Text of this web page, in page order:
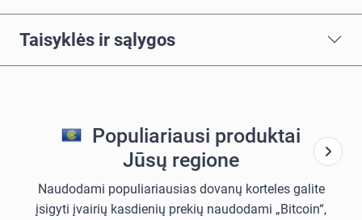
Taisyklės ir sąlygos
Populiariausi produktai
Jūsų regione
Naudodami populiariausias dovanų korteles galite
įsigyti įvairių kasdienių prekių naudodami „Bitcoin“,